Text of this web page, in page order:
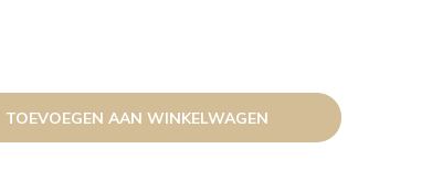
TOEVOEGEN AAN WINKELWAGEN